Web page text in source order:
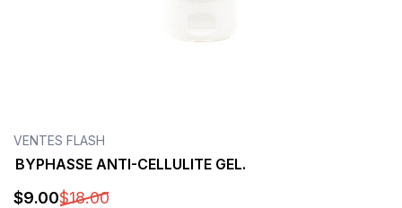
VENTES FLASH
BYPHASSE ANTI-CELLULITE GEL.
$9.00$18.00